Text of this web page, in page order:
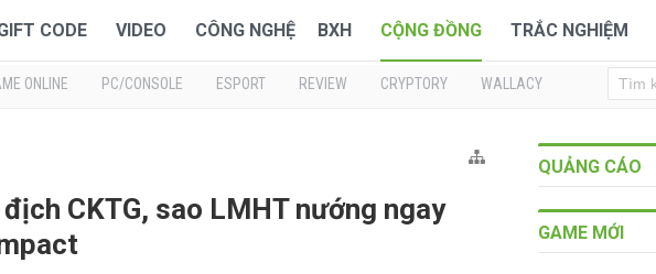
CODE VIDEO CÔNG NGHỆ BXH CỘNG ĐỒNG TRẮC NGHIỆM
ONLINE PC/CONSOLE ESPORT REVIEW CRYPTORY WALLACY
CKTG, sao LMHT nướng ngay
QUẢNG CÁO
GAME MỚI